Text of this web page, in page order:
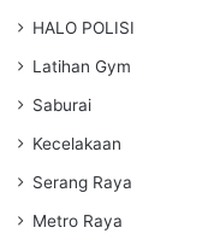
HALO POLISI
Latihan Gym
Saburai
Kecelakaan
Serang Raya
Metro Raya